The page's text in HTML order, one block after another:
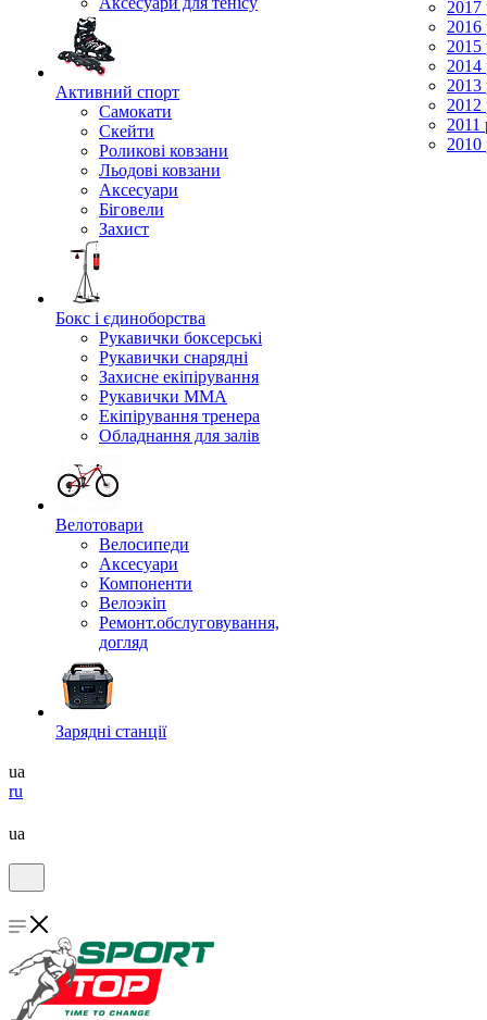
Активний спорт
Самокати
Скейти
Роликові ковзани
Льодові ковзани
Аксесуари
Біговели
Захист
Бокс і єдиноборства
Рукавички боксерські
Рукавички снарядні
Захисне екіпірування
Рукавички ММА
Екіпірування тренера
Обладнання для залів
Велотовари
Велосипеди
Аксесуари
Компоненти
Велоэкіп
Ремонт.обслуговування,
догляд
Зарядні станції
2017
2016
2015
2014
2013
2012
2011
2010
ua
ru
ua